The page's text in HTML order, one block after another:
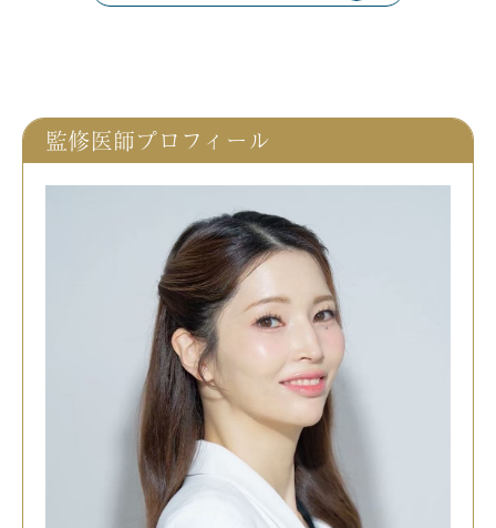
監修医師プロフィール